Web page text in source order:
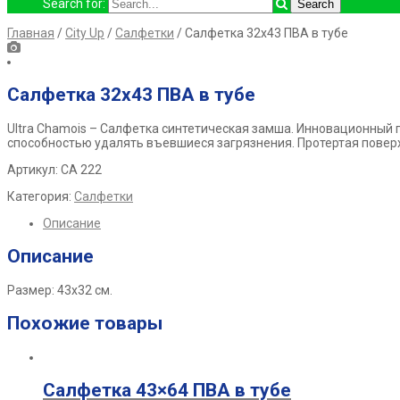
Search for:
Главная /City Up /Салфетки / Салфетка 32х43 ПВА в тубе
Салфетка 32х43 ПВА в тубе
Ultra Chamois – Салфетка синтетическая замша. Инновационный
способностью удалять въевшиеся загрязнения. Протертая
Артикул: СА 222
Категория: Салфетки
Описание
Описание
Размер: 43х32 см.
Похожие товары
Салфетка 43×64 ПВА в тубе